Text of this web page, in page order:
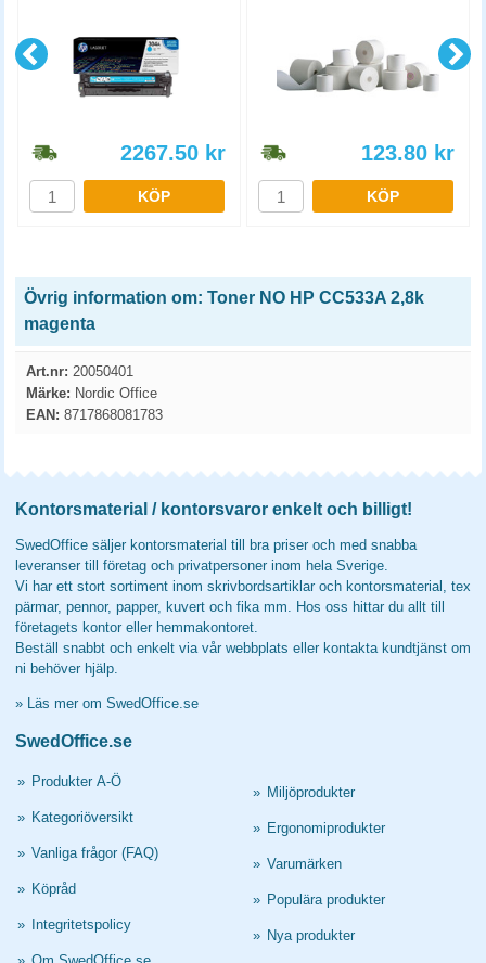
2267.50 kr
KÖP
123.80 kr
KÖP
Övrig information om: Toner NO HP CC533A 2,8k
magenta
Art.nr: 20050401
Märke: Nordic Office
EAN: 8717868081783
Kontorsmaterial / kontorsvaror enkelt och billigt!
SwedOffice säljer kontorsmaterial till bra priser och med snabba
leveranser till företag och privatpersoner inom hela Sverige.
Vi har ett stort sortiment inom skrivbordsartiklar och kontorsmaterial, tex
pärmar, pennor, papper, kuvert och fika mm. Hos oss hittar du allt till
företagets kontor eller hemmakontoret.
Beställ snabbt och enkelt via vår webbplats eller kontakta kundtjänst om
ni behöver hjälp.
» Läs mer om SwedOffice.se
SwedOffice.se
» Produkter A-Ö
» Kategoriöversikt
» Vanliga frågor (FAQ)
» Köpråd
» Integritetspolicy
» Miljöprodukter
» Ergonomiprodukter
» Varumärken
» Populära produkter
» Nya produkter